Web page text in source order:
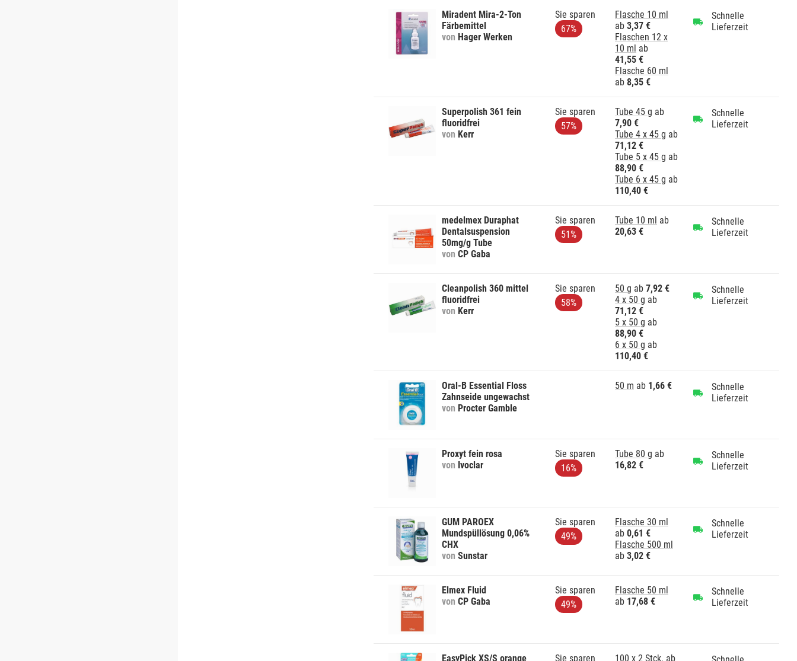
Miradent Mira-2-Ton
Färbemittel
von Hager Werken
Sie sparen
67%
Flasche 10 ml
ab 3,37 €
Flaschen 12 x
10 ml ab
41,55 €
Flasche 60 ml
ab 8,35 €
Schnelle
Lieferzeit
Superpolish 361 fein
fluoridfrei
von Kerr
Sie sparen
57%
Tube 45 g ab
7,90 €
Tube 4 x 45 g ab
71,12 €
Tube 5 x 45 g ab
88,90 €
Tube 6 x 45 g ab
110,40 €
Schnelle
Lieferzeit
medelmex Duraphat
Dentalsuspension
50mg/g Tube
von CP Gaba
Sie sparen
51%
Tube 10 ml ab
20,63 €
Schnelle
Lieferzeit
Cleanpolish 360 mittel
fluoridfrei
von Kerr
Sie sparen
58%
50 g ab 7,92 €
4 x 50 g ab
71,12 €
5 x 50 g ab
88,90 €
6 x 50 g ab
110,40 €
Schnelle
Lieferzeit
Oral-B Essential Floss
Zahnseide ungewachst
von Procter Gamble
50 m ab 1,66 €
Schnelle
Lieferzeit
Proxyt fein rosa
von Ivoclar
Sie sparen
16%
Tube 80 g ab
16,82 €
Schnelle
Lieferzeit
GUM PAROEX
Mundspüllösung 0,06%
CHX
von Sunstar
Sie sparen
49%
Flasche 30 ml
ab 0,61 €
Flasche 500 ml
ab 3,02 €
Schnelle
Lieferzeit
Elmex Fluid
von CP Gaba
Sie sparen
49%
Flasche 50 ml
ab 17,68 €
Schnelle
Lieferzeit
EasyPick XS/S orange Sie sparen 100 x 2 Stck. ab